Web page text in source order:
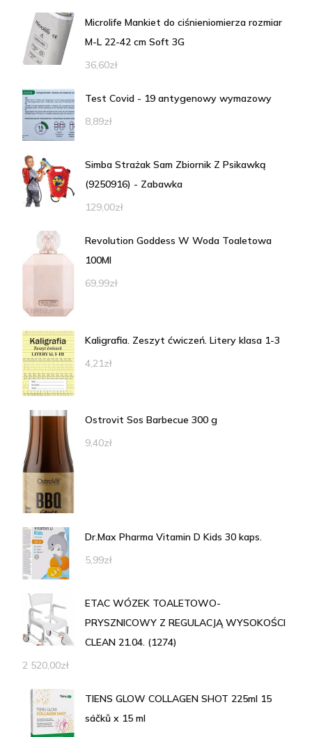
Microlife Mankiet do ciśnieniomierza rozmiar
M-L 22-42 cm Soft 3G
36,60zł
Test Covid - 19 antygenowy wymazowy
8,89zł
Simba Strażak Sam Zbiornik Z Psikawką
(9250916) - Zabawka
129,00zł
Revolution Goddess W Woda Toaletowa
100Ml
69,99zł
Kaligrafia. Zeszyt ćwiczeń. Litery klasa 1-3
4,21zł
Ostrovit Sos Barbecue 300 g
9,40zł
Dr.Max Pharma Vitamin D Kids 30 kaps.
5,99zł
ETAC WÓZEK TOALETOWO-
PRYSZNICOWY Z REGULACJĄ WYSOKOŚCI
CLEAN 21.04. (1274)
2 520,00zł
TIENS GLOW COLLAGEN SHOT 225ml 15
sáčků x 15 ml